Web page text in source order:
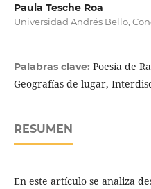
Paula Tesche Roa
Universidad Andrés Bello,
Palabras clave: Poesía de
Geografías de lugar,
RESUMEN
En este artículo se analiza